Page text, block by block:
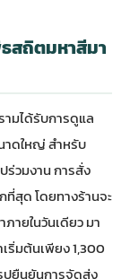
สถิตมหาสีมา
มได้รับการดูแล
าดใหญ่ สำหรับ
ร่วมงาน การสั่ง
ที่สุด โดยทางร้านจะ
ยในวันเดียว มา
ริ่มต้นเพียง 1,300
ปยืนยันการจัดส่ง